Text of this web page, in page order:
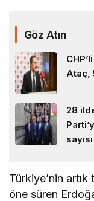
Göz Atın
Ataç,
28
Türkiye’nin artık
öne süren